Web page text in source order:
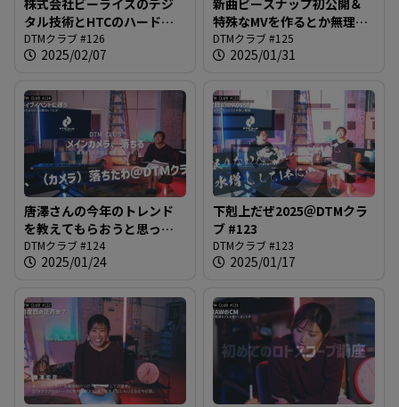
タル技術とHTCのハードウ
ェアを駆使して作る、RCC初
のバーチャルプロダクショ
@DTMクラブ #126
DTMクラブ #126
2025/02/07
特殊なMVを作るとか無理だ
と思っていた時代が我々に
もありました@DTMクラブ
DTMクラブ #125
2025/01/31
唐澤さんの今年のトレンド
を教えてもらおうと思った
らカメラが落ちた＠DTMク
ラブ #124
DTMクラブ #124
2025/01/24
下剋上だぜ2025＠DTMクラ
ブ #123
DTMクラブ #123
2025/01/17